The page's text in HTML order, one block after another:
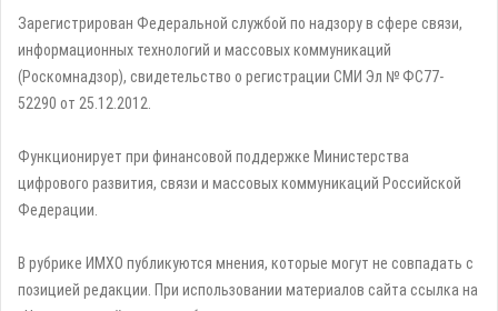
Зарегистрирован Федеральной службой по надзору в сфере связи,
информационных технологий и массовых коммуникаций
(Роскомнадзор), свидетельство о регистрации СМИ Эл № ФС77-
52290 от 25.12.2012.
Функционирует при финансовой поддержке Министерства
цифрового развития, связи и массовых коммуникаций Российской
Федерации.
В рубрике ИМХО публикуются мнения, которые могут не совпадать с
позицией редакции. При использовании материалов сайта ссылка на